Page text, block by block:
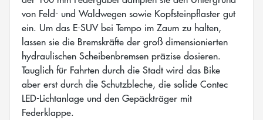
von Feld- und Waldwegen sowie Kopfsteinpflaster gut
ein. Um das E-SUV bei Tempo im Zaum zu halten,
lassen sie die Bremskräfte der groß dimensionierten
hydraulischen Scheibenbremsen präzise dosieren.
Tauglich für Fahrten durch die Stadt wird das Bike
aber erst durch die Schutzbleche, die solide Contec
LED-Lichtanlage und den Gepäckträger mit
Federklappe.